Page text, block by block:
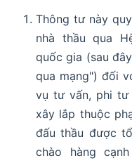
Thông tư này
nhà thầu qua
quốc gia (sau
qua mạng") đối
vụ tư vấn, phi tư
xây lắp thuộc
đấu thầu được
chào hàng